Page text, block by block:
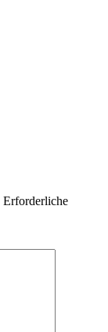
Erforderliche